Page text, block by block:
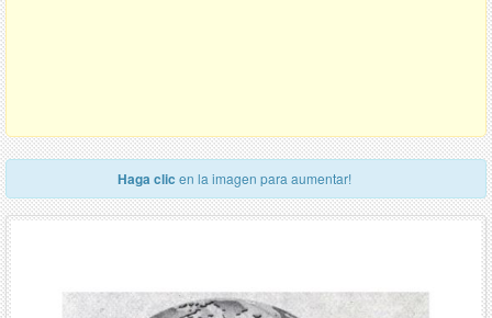
Haga clic en la imagen para aumentar!